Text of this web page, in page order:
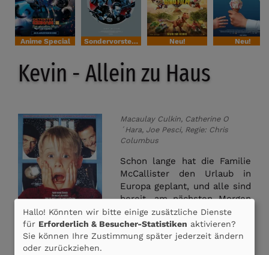
Anime Special Sondervorstellung Neu! Neu!
Kevin - Allein zu Haus
Macaulay Culkin, Catherine O
´Hara, Joe Pesci, Regie: Chris
Columbus
Schon lange hat die Familie
McCallister den Urlaub in
Europa geplant, und alle sind
bereit, am nächsten Morgen
endlich loszufliegen. Doch
leider verschlafen alle, und
alles wird sehr hektisch und
Hallo! Könnten wir bitte einige zusätzliche Dienste
für Erforderlich & Besucher-Statistiken aktivieren?
Sie können Ihre Zustimmung später jederzeit ändern
oder zurückziehen.